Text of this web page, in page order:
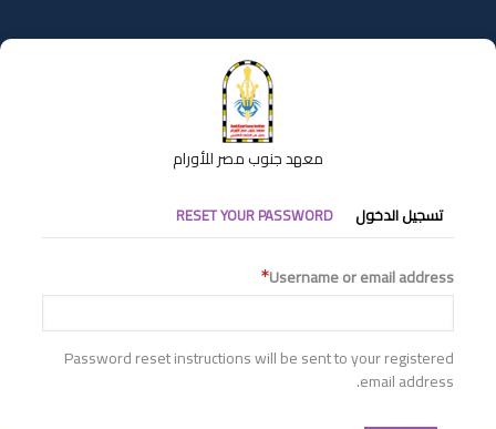
إلى
المحتوى
معهد جنوب مصر للأورام
التبويبات
الأساسية
تسجيل الدخول RESET YOUR PASSWORD
Username or email address
Password reset instructions will be sent to your registered
email address.